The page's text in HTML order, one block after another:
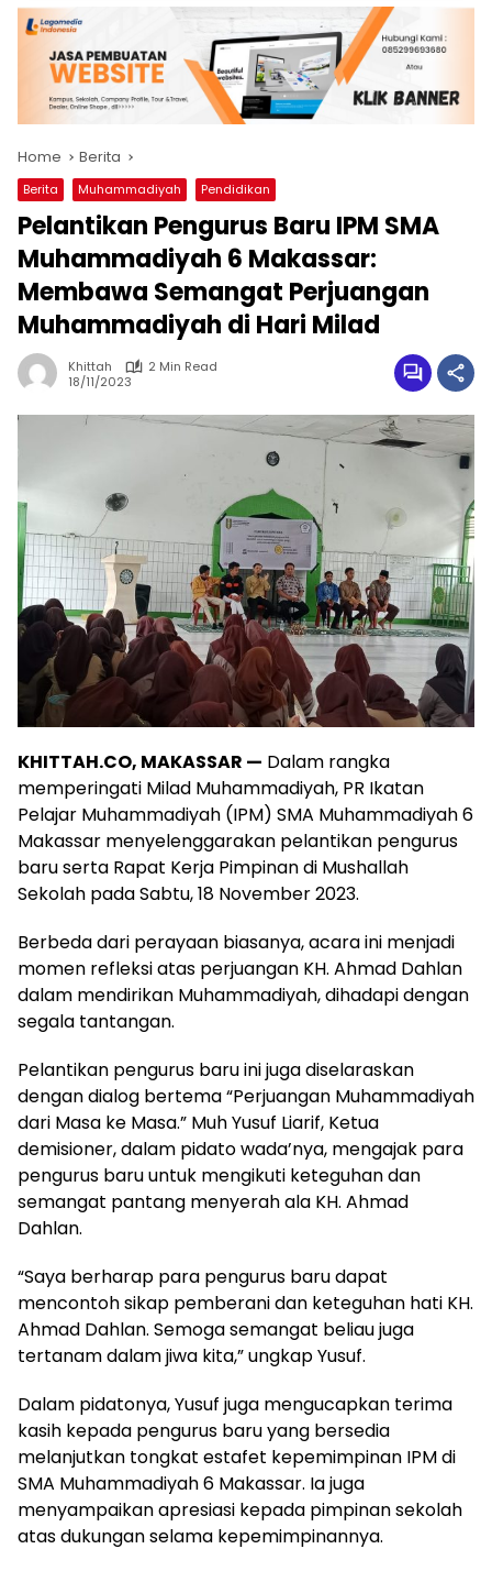
Home Berita
Berita Muhammadiyah Pendidikan
Pelantikan Pengurus Baru IPM SMA
Muhammadiyah 6 Makassar:
Membawa Semangat Perjuangan
Muhammadiyah di Hari Milad
Khittah
2 Min Read
18/11/2023
KHITTAH.CO, MAKASSAR — Dalam rangka
memperingati Milad Muhammadiyah, PR Ikatan
Pelajar Muhammadiyah (IPM) SMA Muhammadiyah 6
Makassar menyelenggarakan pelantikan pengurus
baru serta Rapat Kerja Pimpinan di Mushallah
Sekolah pada Sabtu, 18 November 2023.
Berbeda dari perayaan biasanya, acara ini menjadi
momen refleksi atas perjuangan KH. Ahmad Dahlan
dalam mendirikan Muhammadiyah, dihadapi dengan
segala tantangan.
Pelantikan pengurus baru ini juga diselaraskan
dengan dialog bertema “Perjuangan Muhammadiyah
dari Masa ke Masa.” Muh Yusuf Liarif, Ketua
demisioner, dalam pidato wada’nya, mengajak para
pengurus baru untuk mengikuti keteguhan dan
semangat pantang menyerah ala KH. Ahmad
Dahlan.
“Saya berharap para pengurus baru dapat
mencontoh sikap pemberani dan keteguhan hati KH.
Ahmad Dahlan. Semoga semangat beliau juga
tertanam dalam jiwa kita,” ungkap Yusuf.
Dalam pidatonya, Yusuf juga mengucapkan terima
kasih kepada pengurus baru yang bersedia
melanjutkan tongkat estafet kepemimpinan IPM di
SMA Muhammadiyah 6 Makassar. Ia juga
menyampaikan apresiasi kepada pimpinan sekolah
atas dukungan selama kepemimpinannya.